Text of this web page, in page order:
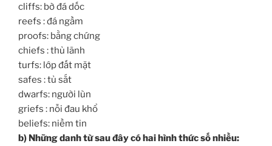
cliffs: bờ đá dốc
reefs : đá ngầm
proofs: bằng chứng
chiefs : thủ lãnh
turfs: lớp đất mặt
safes : tủ sắt
dwarfs: người lùn
griefs : nỗi đau khổ
beliefs: niềm tin
b) Những danh từ sau đây có hai hình thức số nhiều: